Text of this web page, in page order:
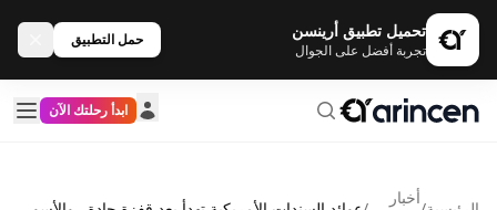
تحميل تطبيق أرينسن
تجربة أفضل على الجوال
حمل التطبيق
ابدأ رحلتك الآن
أخبار